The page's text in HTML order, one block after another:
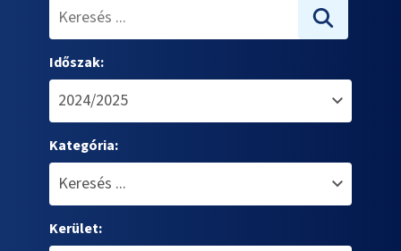
Időszak:
Kategória:
Kerület: